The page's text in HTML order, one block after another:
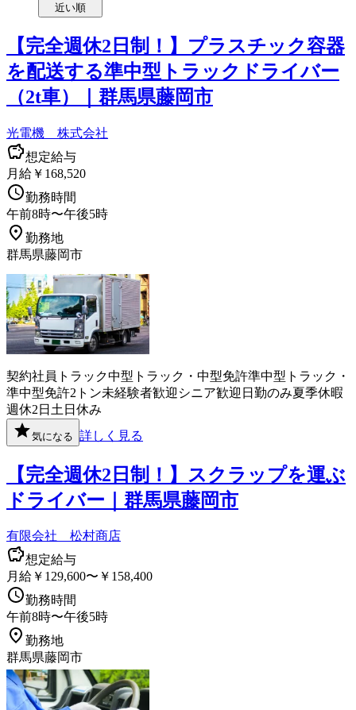
近い順
【完全週休2日制！】プラスチック容器
を配送する準中型トラックドライバー
（2t車）｜群馬県藤岡市
光電機 株式会社
想定給与
月給￥168,520
勤務時間
午前8時〜午後5時
勤務地
群馬県藤岡市
契約社員 トラック中型トラック・中型免許準中型トラック・
準中型免許2トン未経験者歓迎 シニア歓迎 日勤のみ夏季休暇
週休2日 土日休み
気になる 詳しく見る
【完全週休2日制！】スクラップを運ぶ
ドライバー｜群馬県藤岡市
有限会社 松村商店
想定給与
月給￥129,600〜￥158,400
勤務時間
午前8時〜午後5時
勤務地
群馬県藤岡市